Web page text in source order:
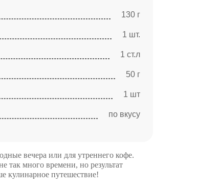
130 г
1 шт.
1 ст.л
50 г
1 шт
по вкусу
вечера или для утреннего кофе.
так много времени, но результат
кулинарное путешествие!